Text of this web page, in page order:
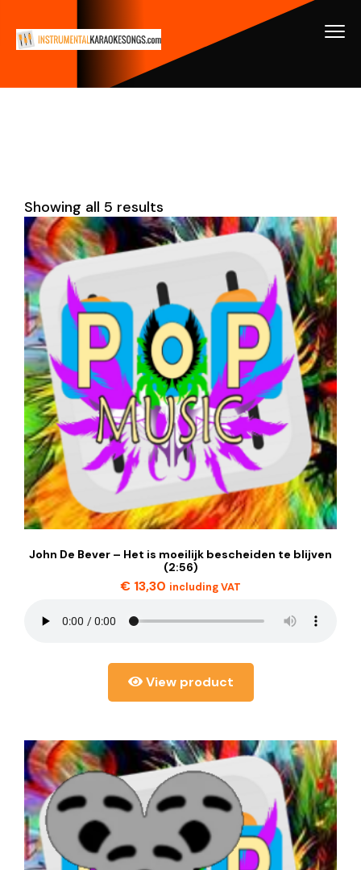
Showing all 5 results
John De Bever – Het is moeilijk bescheiden te blijven
(2:56)
€ 13,30 including VAT
View product